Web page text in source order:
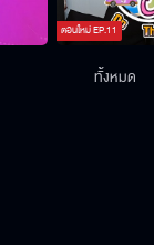
ตอนใหม่EP.11
ทั้งหมด